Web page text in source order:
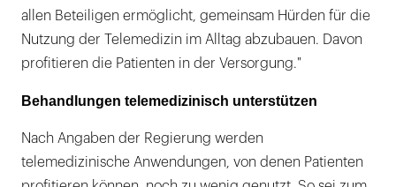
allen Beteiligen ermöglicht, gemeinsam Hürden für die
Nutzung der Telemedizin im Alltag abzubauen. Davon
profitieren die Patienten in der Versorgung."
Behandlungen telemedizinisch unterstützen
Nach Angaben der Regierung werden
telemedizinische Anwendungen, von denen Patienten